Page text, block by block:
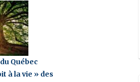
Québec
à la vie » des